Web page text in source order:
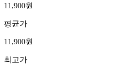
11,900원
평균가
11,900원
최고가